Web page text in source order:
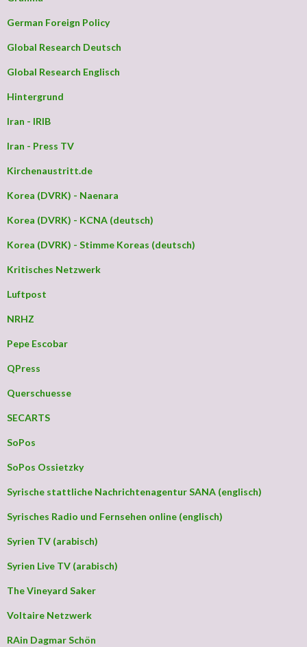
German Foreign Policy
Global Research Deutsch
Global Research Englisch
Hintergrund
Iran - IRIB
Iran - Press TV
Kirchenaustritt.de
Korea (DVRK) - Naenara
Korea (DVRK) - KCNA (deutsch)
Korea (DVRK) - Stimme Koreas (deutsch)
Kritisches Netzwerk
Luftpost
NRHZ
Pepe Escobar
QPress
Querschuesse
SECARTS
SoPos
SoPos Ossietzky
Syrische stattliche Nachrichtenagentur SANA (englisch)
Syrisches Radio und Fernsehen online (englisch)
Syrien TV (arabisch)
Syrien Live TV (arabisch)
The Vineyard Saker
Voltaire Netzwerk
RAin Dagmar Schön